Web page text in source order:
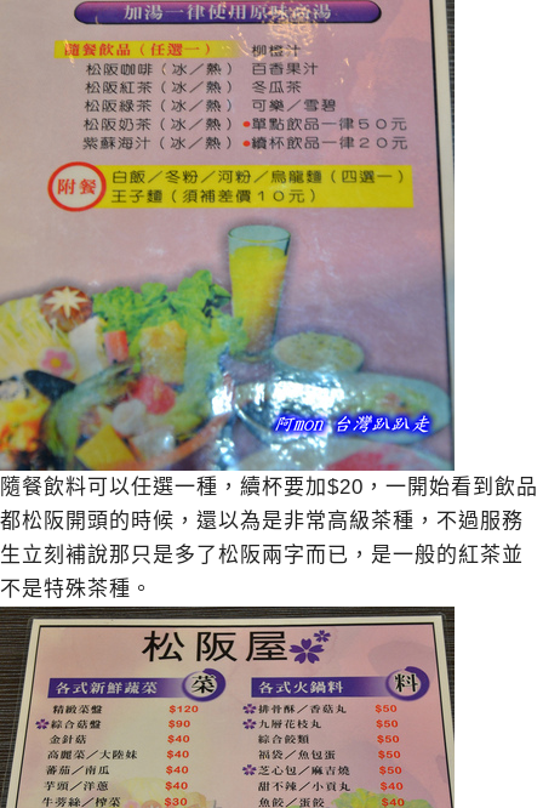
隨餐飲料可以任選一種，續杯要加$20，一開始看到飲品
都松阪開頭的時候，還以為是非常高級茶種，不過服務
生立刻補說那只是多了松阪兩字而已，是一般的紅茶並
不是特殊茶種。